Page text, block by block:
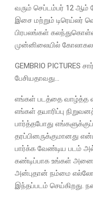
வரும் செப்டம்பர் 12 ஆம்
இசை மற்றும் டிரெய்லர்
பிரபலங்கள்
முன்னிலையில்
GEMBRIO PICTURES
பேசியதாவது…
எங்கள் படத்தை வாழ்த்த
எங்கள் தயாரிப்பு
பார்த்தபோது
தரப்பினருக்குமானது
பார்க்க வேண்டிய படம்
கண்டிப்பாக உங்கள்
அன்புதான் நம்மை
இந்தப்படம் செய்கிறது.